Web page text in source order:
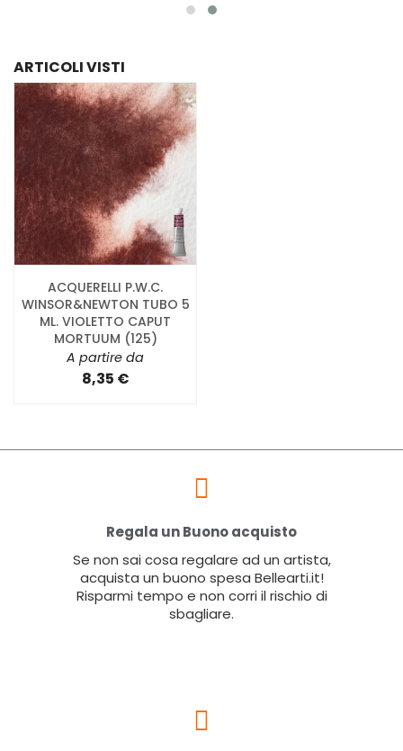
ARTICOLI VISTI
ACQUERELLI P.W.C.
WINSOR&NEWTON TUBO 5
ML. VIOLETTO CAPUT
MORTUUM (125)
A partire da
8,35 €
Regala un Buono acquisto
Se non sai cosa regalare ad un artista,
acquista un buono spesa Bellearti.it!
Risparmi tempo e non corri il rischio di
sbagliare.